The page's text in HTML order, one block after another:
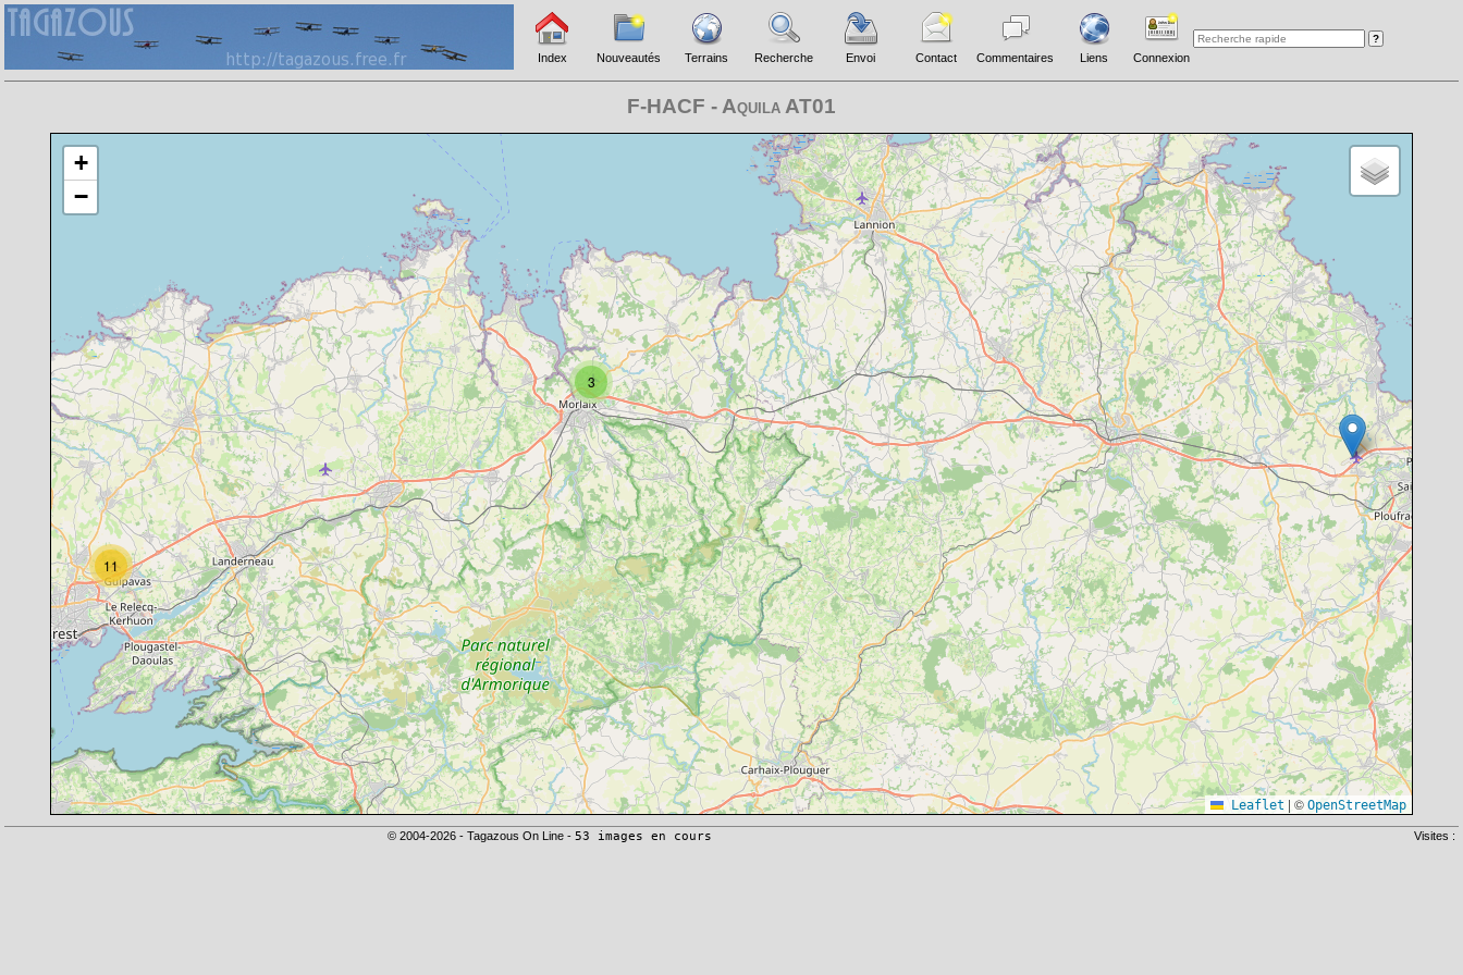
Index Nouveautés Terrains Recherche Envoi Contact Commentaires Liens Connexion
F-HACF - Aquila AT01
Chargement de la carte en cours
3
11
+
−
Leaflet | © OpenStreetMap
© 2004-2026 - Tagazous On Line - 53 images en cours Visites :